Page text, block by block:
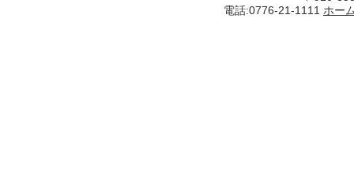
電話:0776-21-1111 ホー